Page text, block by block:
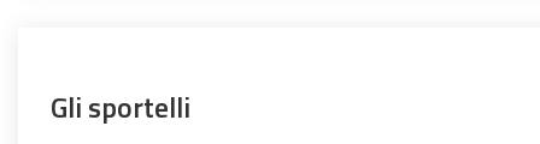
Gli sportelli